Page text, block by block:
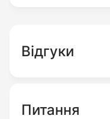
Відгуки
Питання